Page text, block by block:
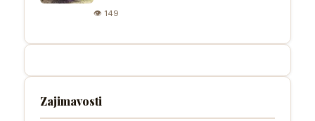
👁 149
Zajimavosti